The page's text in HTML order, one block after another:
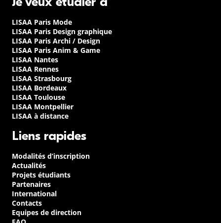
LISAA Paris Mode
LISAA Paris Design graphique
LISAA Paris Archi / Design
LISAA Paris Anim & Game
LISAA Nantes
LISAA Rennes
LISAA Strasbourg
LISAA Bordeaux
LISAA Toulouse
LISAA Montpellier
LISAA à distance
Liens rapides
Modalités d’inscription
Actualités
Projets étudiants
Partenaires
International
Contacts
Equipes de direction